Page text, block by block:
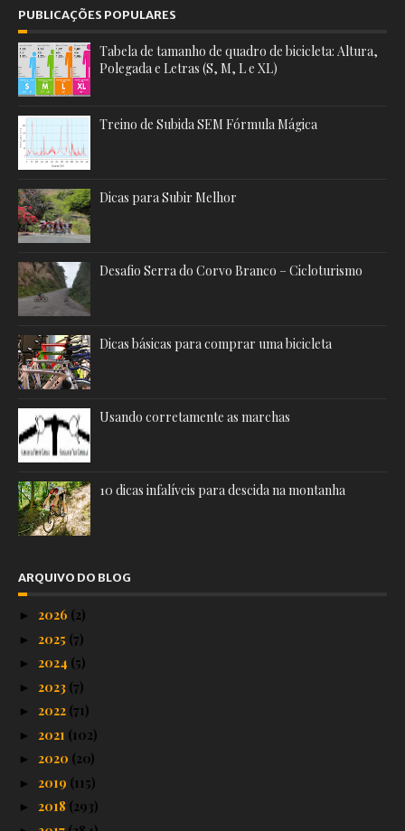
PUBLICAÇÕES POPULARES
Tabela de tamanho de quadro de bicicleta: Altura,
Polegada e Letras (S, M, L e XL)
Treino de Subida SEM Fórmula Mágica
Dicas para Subir Melhor
Desafio Serra do Corvo Branco – Cicloturismo
Dicas básicas para comprar uma bicicleta
Usando corretamente as marchas
10 dicas infalíveis para descida na montanha
ARQUIVO DO BLOG
► 2026 (2)
► 2025 (7)
► 2024 (5)
► 2023 (7)
► 2022 (71)
► 2021 (102)
► 2020 (20)
► 2019 (115)
► 2018 (293)